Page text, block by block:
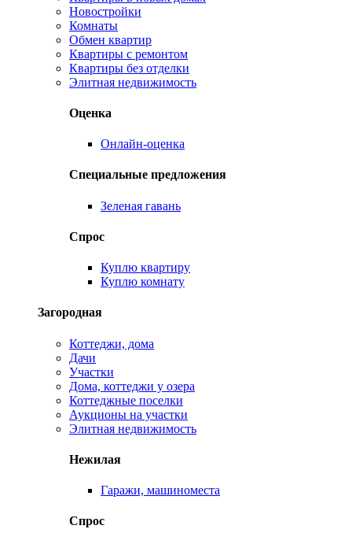
Новостройки
Комнаты
Обмен квартир
Квартиры с ремонтом
Квартиры без отделки
Элитная недвижимость
Оценка
Онлайн-оценка
Специальные предложения
Зеленая гавань
Спрос
Куплю квартиру
Куплю комнату
Загородная
Коттеджи, дома
Дачи
Участки
Дома, коттеджи у озера
Коттеджные поселки
Аукционы на участки
Элитная недвижимость
Нежилая
Гаражи, машиноместа
Спрос